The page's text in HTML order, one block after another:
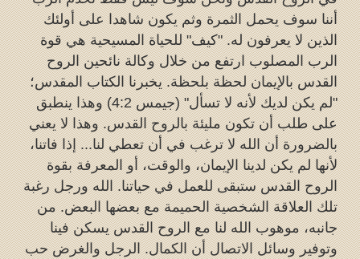
أننا سوف يحمل الثمرة وثم يكون شاهدا على أولئك
الذين لا يعرفون له. "كيف" للحياة المسيحية هي قوة
الرب المصلوب ارتفع من خلال وكالة نائحين الروح
القدس بالإيمان لحظة بلحظة. يخبرنا الكتاب المقدس؛
"لم يكن لديك لأنه لا تسأل" (جيمس 4:2) وهذا ينطبق
على طلب أن تكون مليئة بالروح القدس. وهذا لا يعني
بالضرورة أن الله لا ترغب في أن تعطي لنا... إذا فاتنا،
لأنها لم يكن لدينا الإيمان، والوقت، أو المعرفة بقوة
الروح القدس ستبقى للعمل في حياتنا. الله ورجل رغبة
تلك العلاقة الشخصية الحميمة مع بعضها البعض. من
جانبه، موهوب الله لنا مع الروح القدس يسكن فينا
وتوفير وسائل الاتصال أن الكمال. الرجل والغرض حب